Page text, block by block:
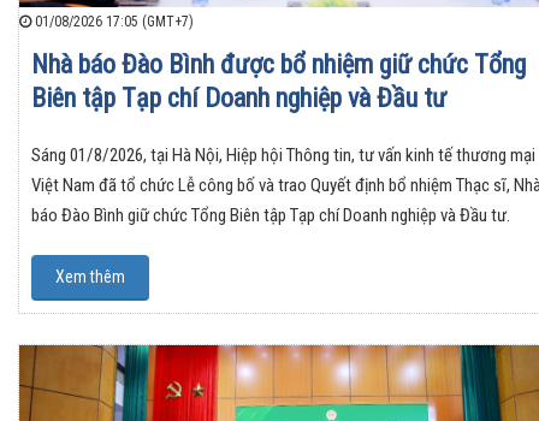
01/08/2026 17:05 (GMT+7)
Nhà báo Đào Bình được bổ nhiệm giữ chức Tổng
Biên tập Tạp chí Doanh nghiệp và Đầu tư
Sáng 01/8/2026, tại Hà Nội, Hiệp hội Thông tin, tư vấn kinh tế thương mại
Việt Nam đã tổ chức Lễ công bố và trao Quyết định bổ nhiệm Thạc sĩ,
báo Đào Bình giữ chức Tổng Biên tập Tạp chí Doanh nghiệp và Đầu tư.
Xem thêm